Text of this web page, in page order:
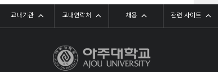
교내기관 교내연락처 채용 관련 사이트